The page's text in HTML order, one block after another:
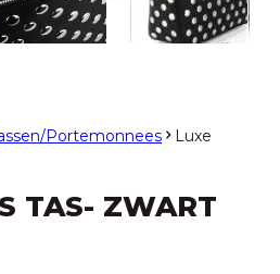
Portemonnees
Luxe
TAS- ZWART